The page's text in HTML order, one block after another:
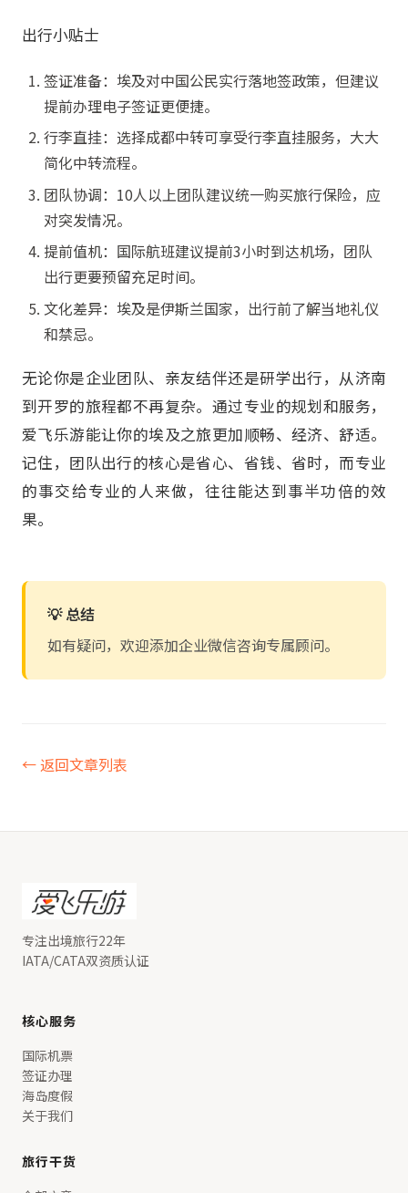
出行小贴士
签证准备：埃及对中国公民实行落地签政策，但建议
提前办理电子签证更便捷。
行李直挂：选择成都中转可享受行李直挂服务，大大
简化中转流程。
团队协调：10人以上团队建议统一购买旅行保险，应
对突发情况。
提前值机：国际航班建议提前3小时到达机场，团队
出行更要预留充足时间。
文化差异：埃及是伊斯兰国家，出行前了解当地礼仪
和禁忌。
无论你是企业团队、亲友结伴还是研学出行，从济南
到开罗的旅程都不再复杂。通过专业的规划和服务，
爱飞乐游能让你的埃及之旅更加顺畅、经济、舒适。
记住，团队出行的核心是省心、省钱、省时，而专业
的事交给专业的人来做，往往能达到事半功倍的效
果。
💡 总结
如有疑问，欢迎添加企业微信咨询专属顾问。
← 返回文章列表
专注出境旅行22年
IATA/CATA双资质认证
核心服务
国际机票
签证办理
海岛度假
关于我们
旅行干货